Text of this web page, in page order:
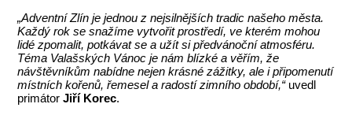
„Adventní Zlín je jednou z nejsilnějších tradic našeho města.
Každý rok se snažíme vytvořit prostředí, ve kterém mohou
lidé zpomalit, potkávat se a užít si předvánoční atmosféru.
Téma Valašských Vánoc je nám blízké a věřím, že
návštěvníkům nabídne nejen krásné zážitky, ale i připomenutí
místních kořenů, řemesel a radostí zimního období,“ uvedl
primátor Jiří Korec.